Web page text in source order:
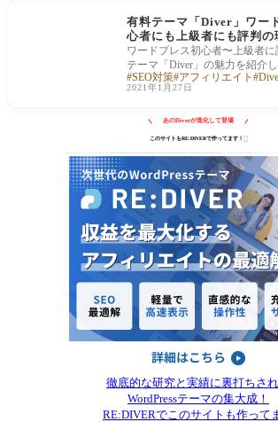
有料テーマ「Diver」ワー
心者にも上級者にも評判の
ワードプレス初心者〜上級者
テーマ「Diver」の魅力を紹介
サイトもDiverで作っていますし
a-heartDi
SEO対策 アフィリエイト
2021年1月27日
あのDiverが進化して登場
このサイトもRE:DIVERで作ってます！ 
徹底的な研究と実績に裏打ちさ
WordPressテーマの集大成！
RE:DIVERでこのサイトも作って